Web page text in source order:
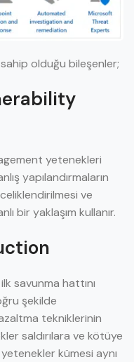
olduğu bileşenler;
yetenekleri
yapılandırmaların
ve
bir yaklaşım kullanır.
savunma hattını
şekilde
tekniklerinin
saldırılara ve kötüye
kümesi aynı